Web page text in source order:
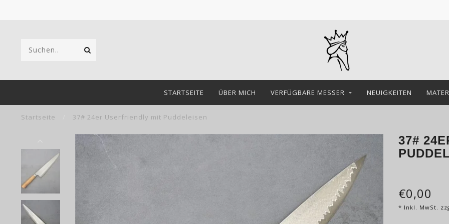
STARTSEITE ÜBER MICH VERFÜGBARE MESSER NEUIGKEITEN
Startseite 37# 24er Userfriendly mit Puddeleisen
37#
€0,00
* Inkl. MwSt.